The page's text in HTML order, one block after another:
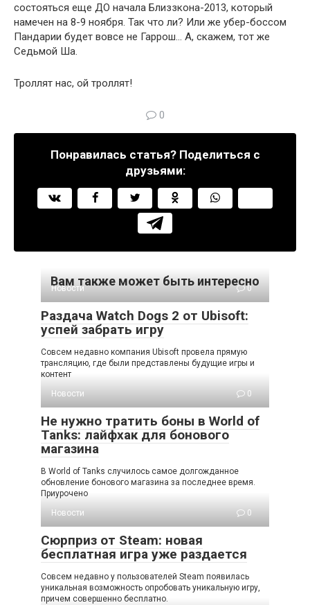
состояться еще ДО начала Близзкона-2013, который
намечен на 8-9 ноября. Так что ли? Или же убер-боссом
Пандарии будет вовсе не Гаррош… А, скажем, тот же
Седьмой Ша.
Троллят нас, ой троллят!
0
Понравилась статья? Поделиться с
друзьями:
Вам также может быть интересно
Новости 0
Раздача Watch Dogs 2 от Ubisoft:
успей забрать игру
Совсем недавно компания Ubisoft провела прямую
трансляцию, где были представлены будущие игры и
контент
Новости
0
Не нужно тратить боны в World of
Tanks: лайфхак для бонового
магазина
В World of Tanks случилось самое долгожданное
обновление бонового магазина за последнее время.
Приурочено
Новости
0
Сюрприз от Steam: новая
бесплатная игра уже раздается
Совсем недавно у пользователей Steam появилась
уникальная возможность опробовать уникальную игру,
причем совершенно бесплатно.